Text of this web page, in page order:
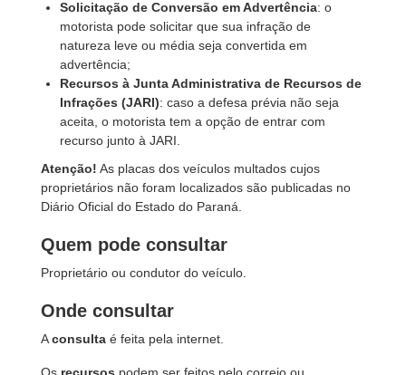
Solicitação de Conversão em Advertência: o
motorista pode solicitar que sua infração de
natureza leve ou média seja convertida em
advertência;
Recursos à Junta Administrativa de Recursos de
Infrações (JARI): caso a defesa prévia não seja
aceita, o motorista tem a opção de entrar com
recurso junto à JARI.
Atenção! As placas dos veículos multados cujos
proprietários não foram localizados são publicadas no
Diário Oficial do Estado do Paraná.
Quem pode consultar
Proprietário ou condutor do veículo.
Onde consultar
Aconsulta é feita pela internet.